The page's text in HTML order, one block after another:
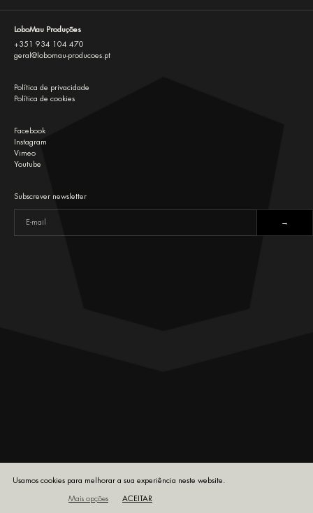
LoboMau Produções
+351 934 104 470
geral@lobomau-producoes.pt
Política de privacidade
Política de cookies
Facebook
Instagram
Vimeo
Youtube
Subscrever newsletter
Usamos cookies para melhorar a sua experiência neste website.
Mais opções ACEITAR